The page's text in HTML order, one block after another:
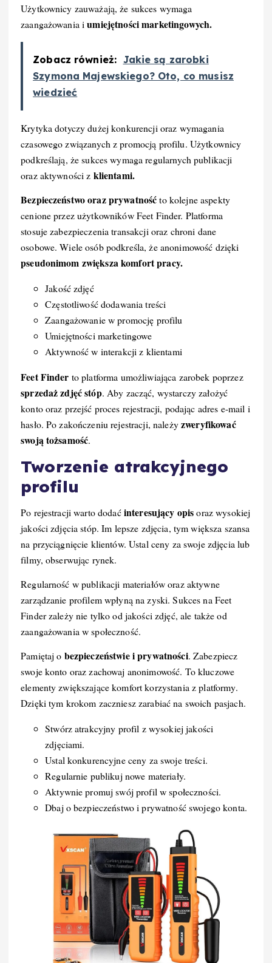
Użytkownicy zauważają, że sukces wymaga
zaangażowania iumiejętności marketingowych.
Zobacz również: Jakie są zarobki
Szymona Majewskiego? Oto, co musisz
wiedzieć
Krytyka dotyczy dużej konkurencji oraz wymagania
czasowego związanych z promocją profilu. Użytkownicy
podkreślają, że sukces wymaga regularnych publikacji
oraz aktywności z klientami.
Bezpieczeństwo oraz prywatnośćto kolejne aspekty
cenione przez użytkowników Feet Finder. Platforma
stosuje zabezpieczenia transakcji oraz chroni dane
osobowe. Wiele osób podkreśla, że anonimowość dzięki
pseudonimom zwiększa komfort pracy.
Jakość zdjęć
Częstotliwość dodawania treści
Zaangażowanie w promocję profilu
Umiejętności marketingowe
Aktywność w interakcji z klientami
Feet Finder to platforma umożliwiająca zarobek poprzez
sprzedaż zdjęć stóp. Aby zacząć, wystarczy założyć
konto oraz przejść proces rejestracji, podając adres e-mail i
hasło. Po zakończeniu rejestracji, należyzweryfikować
swoją tożsamość.
Tworzenie atrakcyjnego
profilu
Po rejestracji warto dodaćinteresujący opisoraz wysokiej
jakości zdjęcia stóp. Im lepsze zdjęcia, tym większa szansa
na przyciągnięcie klientów. Ustal ceny za swoje zdjęcia lub
filmy, obserwując rynek.
Regularność w publikacji materiałów oraz aktywne
zarządzanie profilem wpłyną na zyski. Sukces na Feet
Finder zależy nie tylko od jakości zdjęć, ale także od
zaangażowania w społeczność.
Pamiętaj o bezpieczeństwie i prywatności. Zabezpiecz
swoje konto oraz zachowaj anonimowość. To kluczowe
elementy zwiększające komfort korzystania z platformy.
Dzięki tym krokom zaczniesz zarabiać na swoich pasjach.
Stwórz atrakcyjny profil z wysokiej jakości
zdjęciami.
Ustal konkurencyjne ceny za swoje treści.
Regularnie publikuj nowe materiały.
Aktywnie promuj swój profil w społeczności.
Dbaj o bezpieczeństwo i prywatność swojego konta.